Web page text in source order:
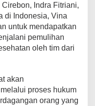
Indra Fitriani,
di Indonesia, Vina
untuk mendapatkan
pemulihan
oleh tim dari
akan
proses hukum
orang yang